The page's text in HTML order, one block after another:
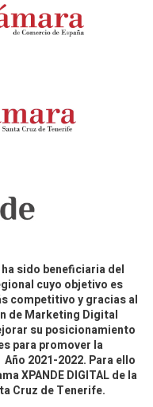
ha sido beneficiaria del
cuyo objetivo es
competitivo y gracias al
de Marketing Digital
su posicionamiento
para promover la
2021-2022. Para ello
XPANDE DIGITAL de la
Cruz de Tenerife.